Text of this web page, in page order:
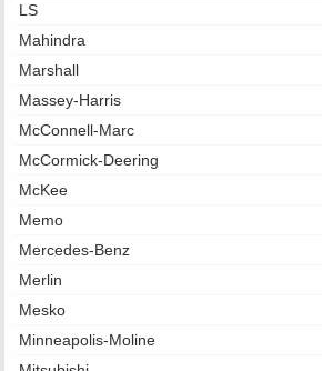
LS
Mahindra
Marshall
Massey-Harris
McConnell-Marc
McCormick-Deering
McKee
Memo
Mercedes-Benz
Merlin
Mesko
Minneapolis-Moline